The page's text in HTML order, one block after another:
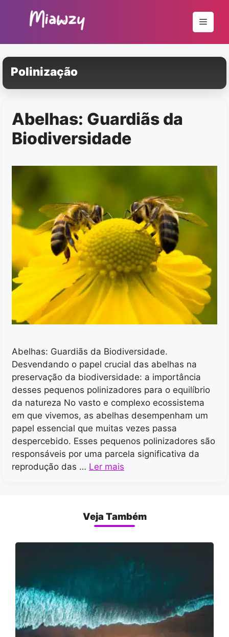
conteúdo
Menu
Polinização
Abelhas: Guardiãs da
Biodiversidade
Abelhas: Guardiãs da Biodiversidade.
Desvendando o papel crucial das abelhas na
preservação da biodiversidade: a importância
desses pequenos polinizadores para o equilíbrio
da natureza No vasto e complexo ecossistema
em que vivemos, as abelhas desempenham um
papel essencial que muitas vezes passa
despercebido. Esses pequenos polinizadores são
responsáveis por uma parcela significativa da
reprodução das … Ler mais
Veja Também